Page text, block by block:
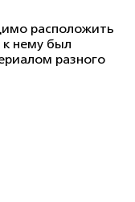
расположить
нему был
разного